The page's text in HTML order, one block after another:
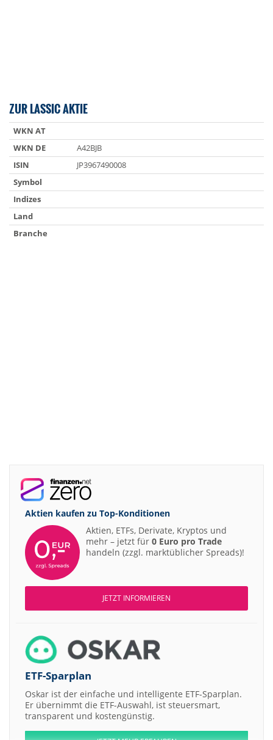
ZUR LASSIC AKTIE
WKN AT
WKN DE
A42BJB
ISIN
JP3967490008
Symbol
Indizes
Land
Branche
Aktien kaufen zu Top-Konditionen
Aktien, ETFs, Derivate, Kryptos und
mehr – jetzt für 0 Euro pro Trade
handeln (zzgl. marktüblicher Spreads)!
JETZT INFORMIEREN
ETF-Sparplan
Oskar ist der einfache und intelligente ETF-Sparplan.
Er übernimmt die ETF-Auswahl, ist steuersmart,
transparent und kostengünstig.